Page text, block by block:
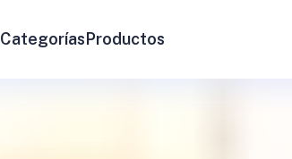
Categorías Productos